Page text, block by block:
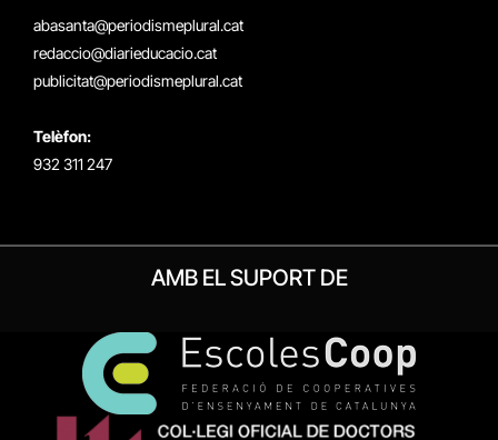
abasanta@periodismeplural.cat
redaccio@diarieducacio.cat
publicitat@periodismeplural.cat
Telèfon:
932 311 247
AMB EL SUPORT DE